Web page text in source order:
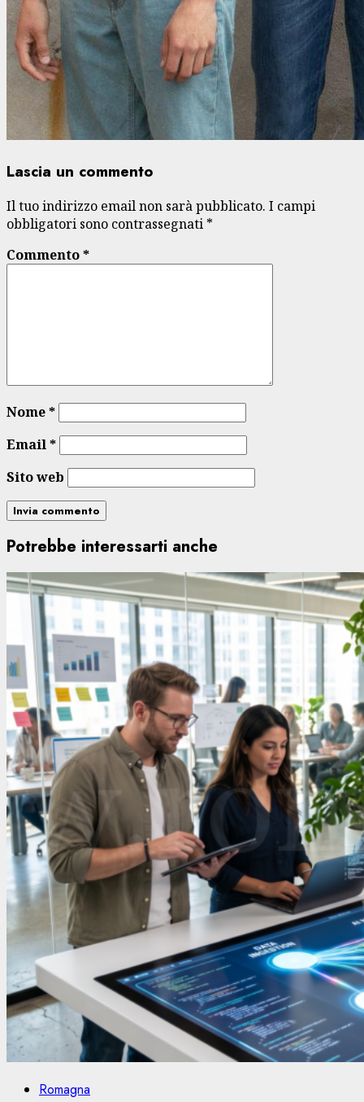
Lascia un commento
Il tuo indirizzo email non sarà pubblicato. I campi
obbligatori sono contrassegnati *
Commento*
Nome*
Email*
Sito web
Potrebbe interessarti anche
Romagna